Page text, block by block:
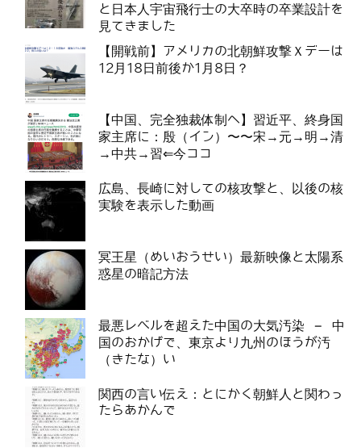
と日本人宇宙飛行士の大卒時の卒業設計を
見てきました
【開戦前】アメリカの北朝鮮攻撃Ｘデーは
12月18日前後か1月8日？
【中国、完全独裁体制へ】習近平、終身国
家主席に：殷（イン）〜〜宋→元→明→清
→中共→習⇐今ココ
広島、長崎に対しての核攻撃と、以後の核
実験を表示した動画
冥王星（めいおうせい）最新映像と太陽系
惑星の暗記方法
最悪レベルを超えた中国の大気汚染 – 中
国のおかげで、東京より九州のほうが汚
（きたな）い
関西の言い伝え：とにかく朝鮮人と関わっ
たらあかんで